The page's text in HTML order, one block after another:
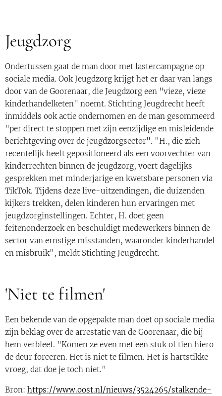
Jeugdzorg
Ondertussen gaat de man door met lastercampagne op
sociale media. Ook Jeugdzorg krijgt het er daar van langs
door van de Goorenaar, die Jeugdzorg een "vieze, vieze
kinderhandelketen" noemt. Stichting Jeugdrecht heeft
inmiddels ook actie ondernomen en de man gesommeerd
"per direct te stoppen met zijn eenzijdige en misleidende
berichtgeving over de jeugdzorgsector". "H., die zich
recentelijk heeft gepositioneerd als een voorvechter van
kinderrechten binnen de jeugdzorg, voert dagelijks
gesprekken met minderjarige en kwetsbare personen via
TikTok. Tijdens deze live-uitzendingen, die duizenden
kijkers trekken, delen kinderen hun ervaringen met
jeugdzorginstellingen. Echter, H. doet geen
feitenonderzoek en beschuldigt medewerkers binnen de
sector van ernstige misstanden, waaronder kinderhandel
en misbruik", meldt Stichting Jeugdrecht.
'Niet te filmen'
Een bekende van de opgepakte man doet op sociale media
zijn beklag over de arrestatie van de Goorenaar, die bij
hem verbleef. "Komen ze even met een stuk of tien hiero
de deur forceren. Het is niet te filmen. Het is hartstikke
vroeg, dat doe je toch niet."
Bron: https://www.oost.nl/nieuws/3524265/stalkende-